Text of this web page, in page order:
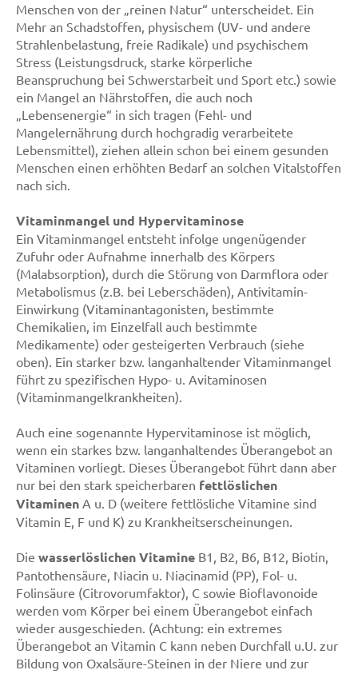
Menschen von der „reinen Natur“ unterscheidet. Ein
Mehr an Schadstoffen, physischem (UV- und andere
Strahlenbelastung, freie Radikale) und psychischem
Stress (Leistungsdruck, starke körperliche
Beanspruchung bei Schwerstarbeit und Sport etc.) sowie
ein Mangel an Nährstoffen, die auch noch
„Lebensenergie“ in sich tragen (Fehl- und
Mangelernährung durch hochgradig verarbeitete
Lebensmittel), ziehen allein schon bei einem gesunden
Menschen einen erhöhten Bedarf an solchen Vitalstoffen
nach sich.
Vitaminmangel und Hypervitaminose
Ein Vitaminmangel entsteht infolge ungenügender
Zufuhr oder Aufnahme innerhalb des Körpers
(Malabsorption), durch die Störung von Darmflora oder
Metabolismus (z.B. bei Leberschäden), Antivitamin-
Einwirkung (Vitaminantagonisten, bestimmte
Chemikalien, im Einzelfall auch bestimmte
Medikamente) oder gesteigerten Verbrauch (siehe
oben). Ein starker bzw. langanhaltender Vitaminmangel
führt zu spezifischen Hypo- u. Avitaminosen
(Vitaminmangelkrankheiten).
Auch eine sogenannte Hypervitaminose ist möglich,
wenn ein starkes bzw. langanhaltendes Überangebot an
Vitaminen vorliegt. Dieses Überangebot führt dann aber
nur bei den stark speicherbaren fettlöslichen
Vitaminen A u. D (weitere fettlösliche Vitamine sind
Vitamin E, F und K) zu Krankheitserscheinungen.
Die wasserlöslichen Vitamine B1, B2, B6, B12, Biotin,
Pantothensäure, Niacin u. Niacinamid (PP), Fol- u.
Folinsäure (Citrovorumfaktor), C sowie Bioflavonoide
werden vom Körper bei einem Überangebot einfach
wieder ausgeschieden. (Achtung: ein extremes
Überangebot an Vitamin C kann neben Durchfall u.U. zur
Bildung von Oxalsäure-Steinen in der Niere und zur